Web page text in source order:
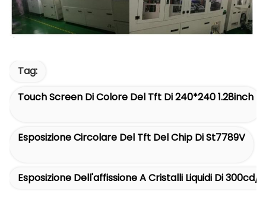
Tag:
Touch Screen Di Colore Del Tft Di 240*240 1.28inch
Esposizione Circolare Del Tft Del Chip Di St7789V
Esposizione Dell'affissione A Cristalli Liquidi Di 300cd/